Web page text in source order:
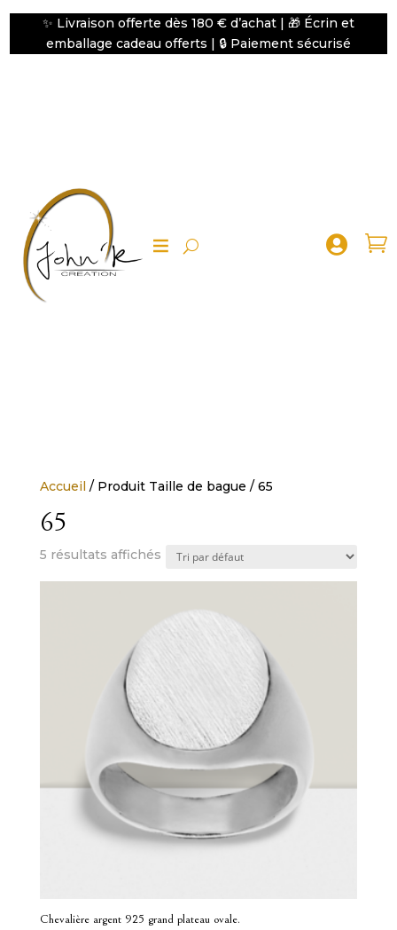
✨ Livraison offerte dès 180 € d’achat | 🎁 Écrin et
emballage cadeau offerts | 🔒 Paiement sécurisé
 
Accueil / Produit Taille de bague / 65
65
5 résultats affichés
Chevalière argent 925 grand plateau ovale.